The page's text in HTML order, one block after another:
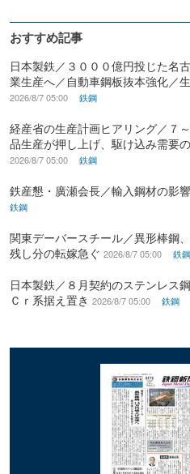
おすすめ記事
日本製鉄／３０００億円投じた名
業生産へ／自動車鋼板抜本強化／
2026/8/7 05:00 鉄鋼
経産省の生産計画ヒアリング／７
品生産が押し上げ、駆け込み需要
2026/8/7 05:00 鉄鋼
鉄産懇・廣瀬会長／輸入鋼材の影
鉄鋼
関東デーバースチール／異形棒鋼
残し分の転嫁急ぐ 2026/8/7 05:00 鉄鋼
日本製鉄／８月契約のステンレス
Ｃｒ系据え置き 2026/8/7 05:00 鉄鋼